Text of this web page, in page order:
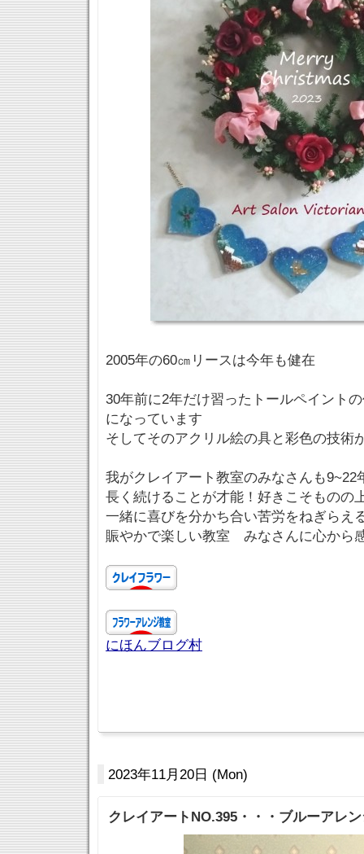
2005年の60㎝リースは今年も健在
30年前に2年だけ習ったトールペイント
になっています
そしてそのアクリル絵の具と彩色の技術
我がクレイアート教室のみなさんも9~22
長く続けることが才能！好きこそものの
一緒に喜びを分かち合い苦労をねぎらえ
賑やかで楽しい教室 みなさんに心から
にほんブログ村
2023年11月20日 (Mon)
クレイアートNO.395・・・ブルーアレ